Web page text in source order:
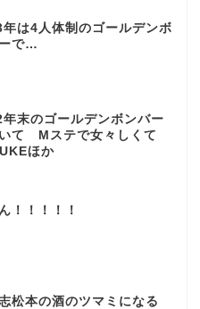
は4人体制のゴールデンボ
で…
末のゴールデンボンバー
て Mステで女々しくて
ほか
！！！！！
志松本の酒のツマミになる